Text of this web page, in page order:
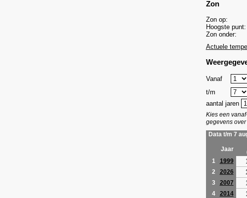
Zon
Zon op:
Hoogste punt:
Zon onder:
Actuele
Vanaf
t/m
aantal jaren
Kies een
gegevens
Data t/m 7
Jaar
1
1999
2 2026
3 2007
4 2014